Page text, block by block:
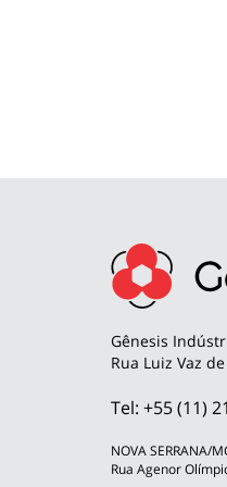
Gênesis
Rua Luiz Vaz
Tel: +55 (11)
NOVA SERRANA/
Rua Agenor